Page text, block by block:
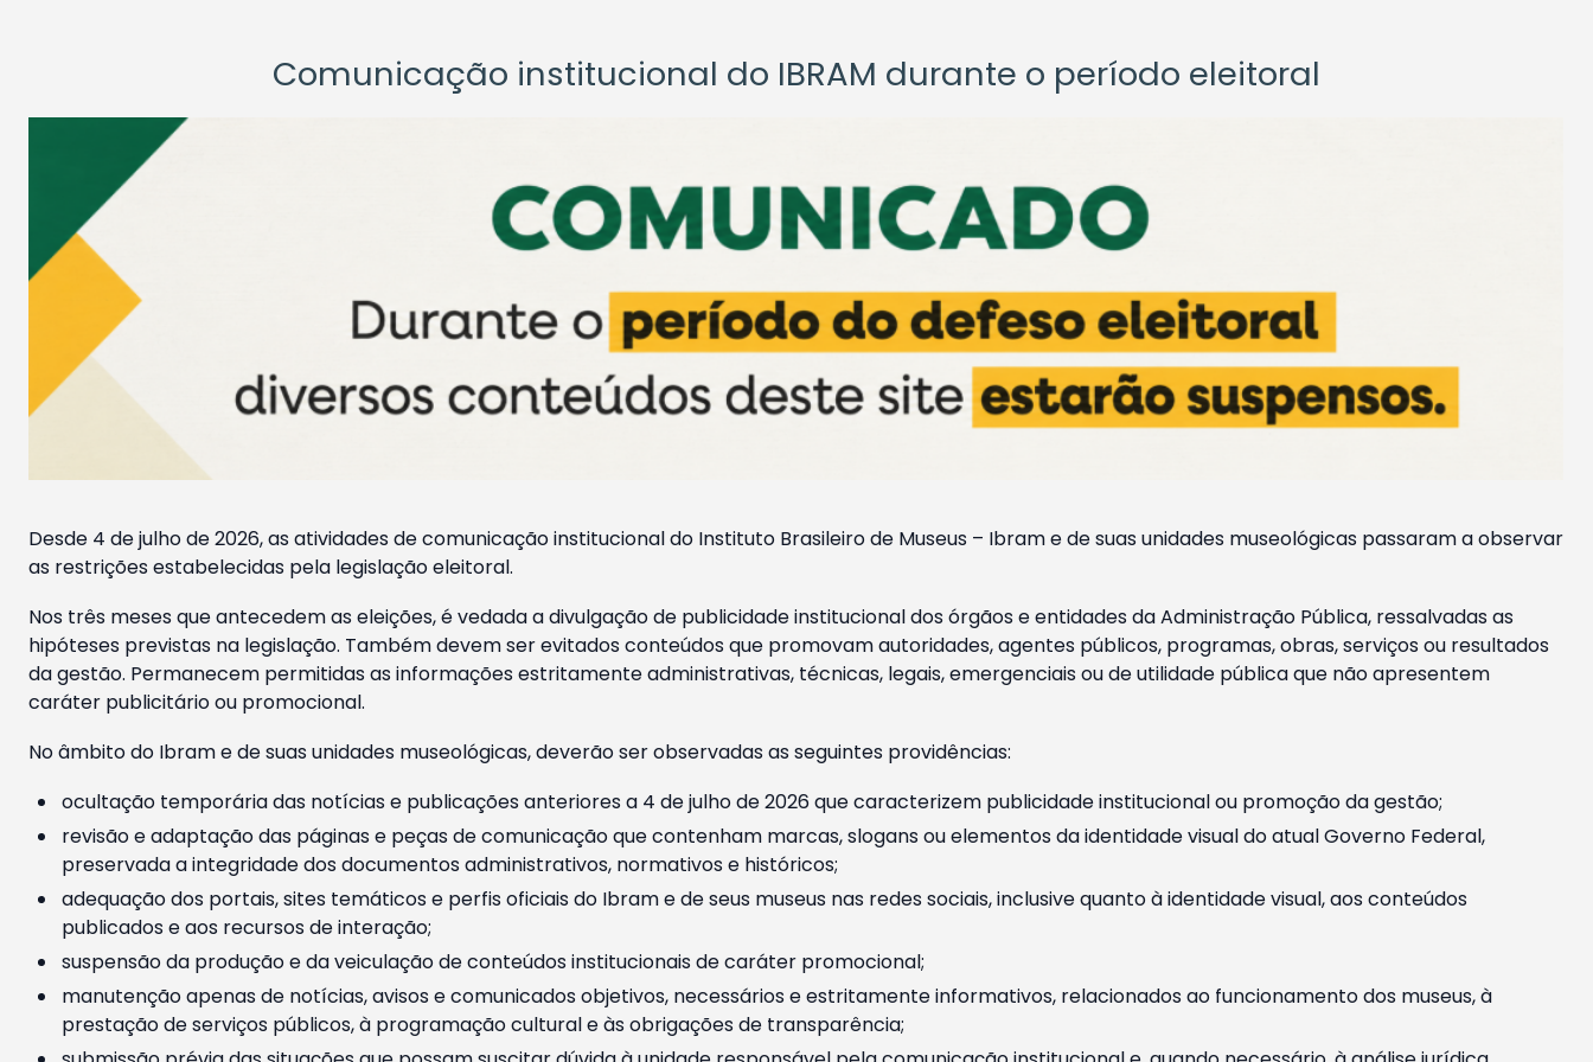
Comunicação institucional do IBRAM durante o período eleitoral
Desde 4 de julho de 2026, as atividades de comunicação institucional do Instituto Brasileiro de Museus – Ibram e de suas unidades museológicas passaram a observar
as restrições estabelecidas pela legislação eleitoral.
Nos três meses que antecedem as eleições, é vedada a divulgação de publicidade institucional dos órgãos e entidades da Administração Pública, ressalvadas as
hipóteses previstas na legislação. Também devem ser evitados conteúdos que promovam autoridades, agentes públicos, programas, obras, serviços ou resultados
da gestão. Permanecem permitidas as informações estritamente administrativas, técnicas, legais, emergenciais ou de utilidade pública que não apresentem
caráter publicitário ou promocional.
No âmbito do Ibram e de suas unidades museológicas, deverão ser observadas as seguintes providências:
ocultação temporária das notícias e publicações anteriores a 4 de julho de 2026 que caracterizem publicidade institucional ou promoção da gestão;
revisão e adaptação das páginas e peças de comunicação que contenham marcas, slogans ou elementos da identidade visual do atual Governo Federal,
preservada a integridade dos documentos administrativos, normativos e históricos;
adequação dos portais, sites temáticos e perfis oficiais do Ibram e de seus museus nas redes sociais, inclusive quanto à identidade visual, aos conteúdos
publicados e aos recursos de interação;
suspensão da produção e da veiculação de conteúdos institucionais de caráter promocional;
manutenção apenas de notícias, avisos e comunicados objetivos, necessários e estritamente informativos, relacionados ao funcionamento dos museus, à
prestação de serviços públicos, à programação cultural e às obrigações de transparência;